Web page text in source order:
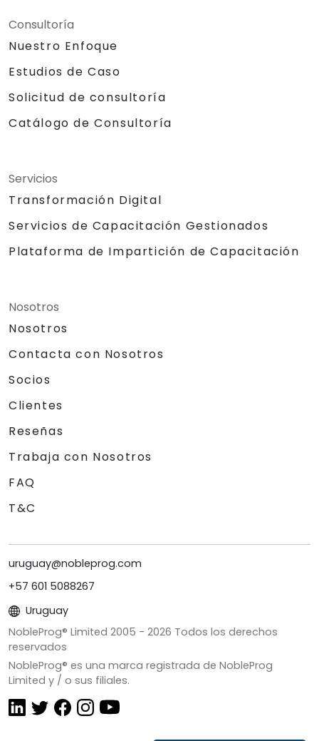
Consultoría
Nuestro Enfoque
Estudios de Caso
Solicitud de consultoría
Catálogo de Consultoría
Servicios
Transformación Digital
Servicios de Capacitación Gestionados
Plataforma de Impartición de Capacitación
Nosotros
Nosotros
Contacta con Nosotros
Socios
Clientes
Reseñas
Trabaja con Nosotros
FAQ
T&C
uruguay@nobleprog.com
+57 601 5088267
Uruguay
NobleProg® Limited 2005 - 2026 Todos los derechos
reservados
NobleProg® es una marca registrada de NobleProg
Limited y / o sus filiales.